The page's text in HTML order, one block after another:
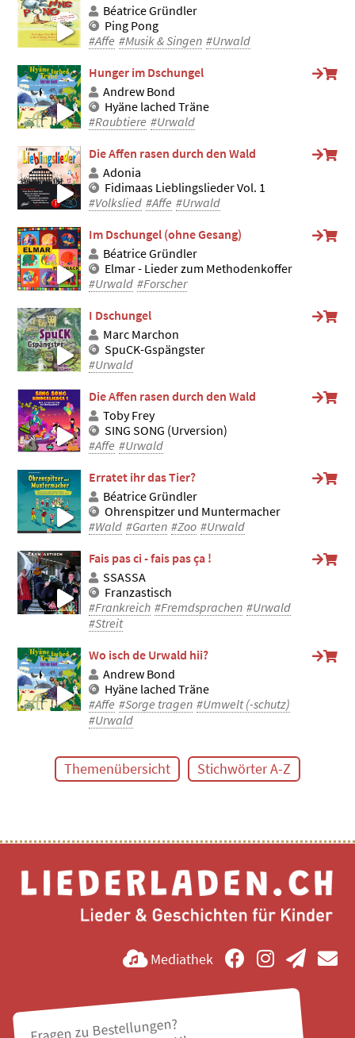
Béatrice Gründler
Ping Pong
#Affe #Musik & Singen #Urwald
Hunger im Dschungel
Andrew Bond
Hyäne lached Träne
#Raubtiere #Urwald
Die Affen rasen durch den Wald
Adonia
Fidimaas Lieblingslieder Vol. 1
#Volkslied #Affe #Urwald
Im Dschungel (ohne Gesang)
Béatrice Gründler
Elmar - Lieder zum Methodenkoffer
#Urwald #Forscher
I Dschungel
Marc Marchon
SpuCK-Gspängster
#Urwald
Die Affen rasen durch den Wald
Toby Frey
SING SONG (Urversion)
#Affe #Urwald
Erratet ihr das Tier?
Béatrice Gründler
Ohrenspitzer und Muntermacher
#Wald #Garten #Zoo #Urwald
Fais pas ci - fais pas ça !
SSASSA
Franzastisch
#Frankreich #Fremdsprachen #Urwald
#Streit
Wo isch de Urwald hii?
Andrew Bond
Hyäne lached Träne
#Affe #Sorge tragen #Umwelt (-schutz)
#Urwald
Themenübersicht Stichwörter A-Z
Mediathek
Fragen zu Bestellungen?